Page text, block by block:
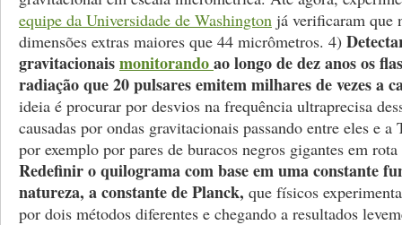
equipe da Universidade de Washington já verificaram que
dimensões extras maiores que 44 micrômetros. 4)
gravitacionaismonitorandoao longo de dez anos os
radiação que 20 pulsares emitem milhares de vezes a
ideia é procurar por desvios na frequência ultraprecisa
causadas por ondas gravitacionais passando entre eles e a
por exemplo por pares de buracos negros gigantes em
Redefinir o quilograma com base em uma constante
natureza, a constante de Planck, que físicos
por dois métodos diferentes e chegando a resultados